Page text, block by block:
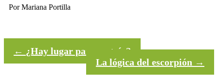
Por Mariana Portilla
← ¿Hay lugar para un trío?
La lógica del escorpión →